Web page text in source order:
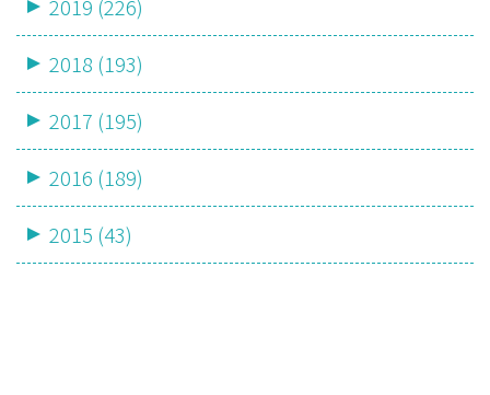
2019 (226)
2018 (193)
2017 (195)
2016 (189)
2015 (43)